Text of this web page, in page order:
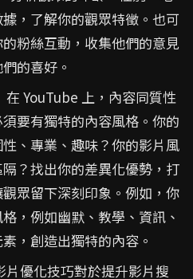
，了解你的觀眾特徵。也可
粉絲互動，收集他們的意見
的喜好。
YouTube 上，內容同質性
要有獨特的內容風格。你的
、專業、趣味？你的影片風
？找出你的差異化優勢，打
眾留下深刻印象。例如，你
，例如幽默、教學、資訊、
，創造出獨特的內容。
片優化技巧對於提升影片搜